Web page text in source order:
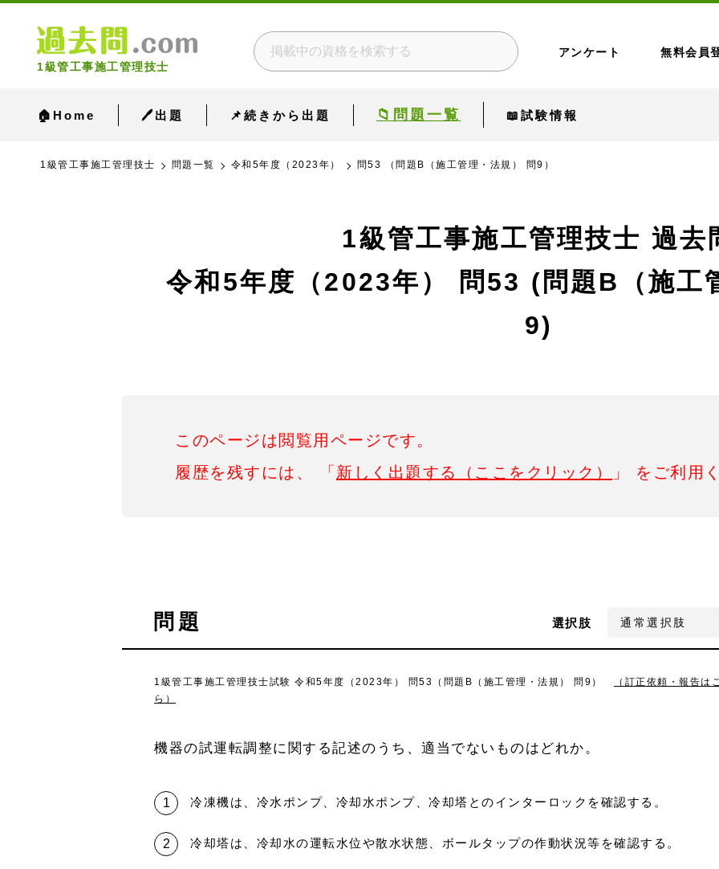
1級管工事施工管理技士
アンケート 無料会員
🏠Home 🖊出題 📌続きから出題 📁問題一覧 📖試験情報
1級管工事施工管理技士 問題一覧 令和5年度（2023年） 問53 （問題B（施工管理・法規） 問9）
1級管工事施工管理技士 過去
令和5年度（2023年）
問53 (問題B（施工
9)
このページは閲覧用ページです。
履歴を残すには、 「 新しく出題する（ここをクリック） 」 をご利用
問題 選択肢
1級管工事施工管理技士試験 令和5年度（2023年） 問53（問題B（施工管理・法規） 問9）
（訂正依頼・報告は
ら）
機器の試運転調整に関する記述のうち、適当でないものはどれか。
冷凍機は、冷水ポンプ、冷却水ポンプ、冷却塔とのインターロックを確認する。
冷却塔は、冷却水の運転水位や散水状態、ボールタップの作動状況等を確認する。